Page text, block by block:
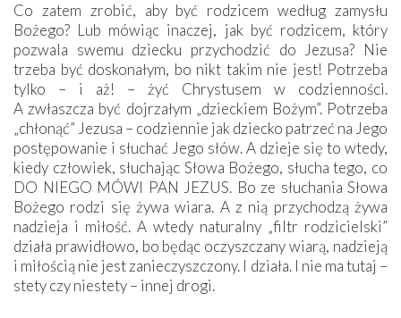
Co zatem zrobić, aby być rodzicem według zamysłu
Bożego? Lub mówiąc inaczej, jak być rodzicem, który
pozwala swemu dziecku przychodzić do Jezusa? Nie
trzeba być doskonałym, bo nikt takim nie jest! Potrzeba
tylko – i aż! – żyć Chrystusem w codzienności.
A zwłaszcza być dojrzałym „dzieckiem Bożym”. Potrzeba
„chłonąć” Jezusa – codziennie jak dziecko patrzeć na Jego
postępowanie i słuchać Jego słów. A dzieje się to wtedy,
kiedy człowiek, słuchając Słowa Bożego, słucha tego, co
DO NIEGO MÓWI PAN JEZUS. Bo ze słuchania Słowa
Bożego rodzi się żywa wiara. A z nią przychodzą żywa
nadzieja i miłość. A wtedy naturalny „filtr rodzicielski”
działa prawidłowo, bo będąc oczyszczany wiarą, nadzieją
i miłością nie jest zanieczyszczony. I działa. I nie ma tutaj –
stety czy niestety – innej drogi.